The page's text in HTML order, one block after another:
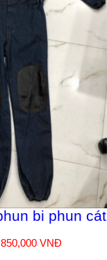
bi phun cát
VNĐ